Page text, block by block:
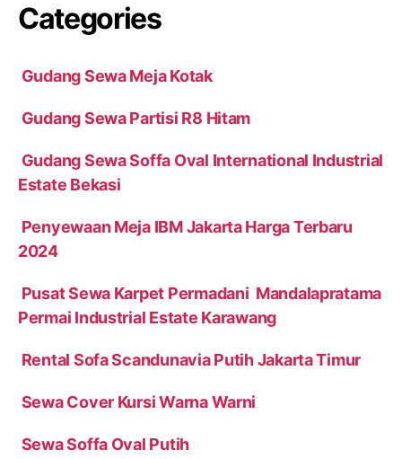
Categories
Gudang Sewa Meja Kotak
Gudang Sewa Partisi R8 Hitam
Gudang Sewa Soffa Oval International Industrial
Estate Bekasi
Penyewaan Meja IBM Jakarta Harga Terbaru
2024
Pusat Sewa Karpet Permadani Mandalapratama
Permai Industrial Estate Karawang
Rental Sofa Scandunavia Putih Jakarta Timur
Sewa Cover Kursi Warna Warni
Sewa Soffa Oval Putih